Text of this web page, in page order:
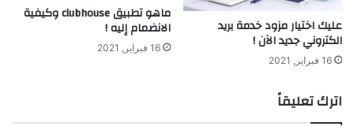
عليك اختيار مزود خدمة بريد
الكتروني جديد الآن !
16 فبراير, 2021
ماهو تطبيق clubhouse وكيفية
الانضمام إليه !
16 فبراير, 2021
اترك تعليقاً